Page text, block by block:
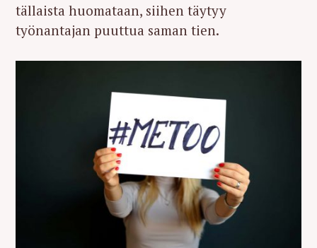
tällaista huomataan, siihen täytyy
työnantajan puuttua saman tien.